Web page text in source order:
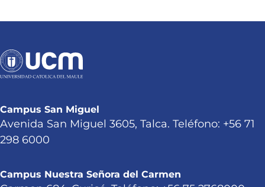
Campus San Miguel
Avenida San Miguel 3605, Talca. Teléfono: +56 71
298 6000
Campus Nuestra Señora del Carmen